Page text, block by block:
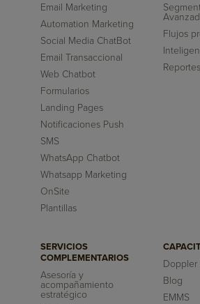
Email Marketing
Automation Marketing
Social Media ChatBot
Email Transaccional
Web Chatbot
Formularios
Landing Pages
Notificaciones Push
SMS
WhatsApp Chatbot
Whatsapp Marketing
OnSite
Plantillas
Flujos
Reportes
SERVICIOS
COMPLEMENTARIOS
Asesoría y
acompañamiento
estratégico
Doppler
Blog
EMMS